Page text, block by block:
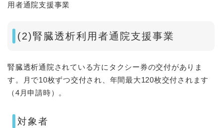
用者通院支援事業
(2)腎臓透析利用者通院支援事業
腎臓透析通院されている方にタクシー券の交付がありま
す。月で10枚ずつ交付され、年間最大120枚交付されます
（4月申請時）。
対象者